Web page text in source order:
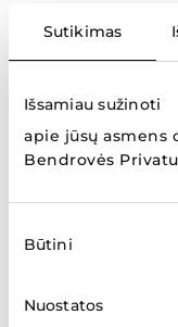
Sutikimas
Išsamiau sužinoti
apie jūsų asmens
Bendrovės
pasirinkimas
Būtini
Nuostatos
Atrankos vyksta
Vasario 16-
Mykolas